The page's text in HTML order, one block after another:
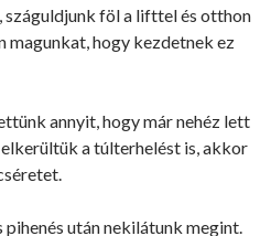
föl a lifttel és otthon
magunkat, hogy kezdetnek ez
annyit, hogy már nehéz lett
a túlterhelést is, akkor
pihenés után nekilátunk megint.